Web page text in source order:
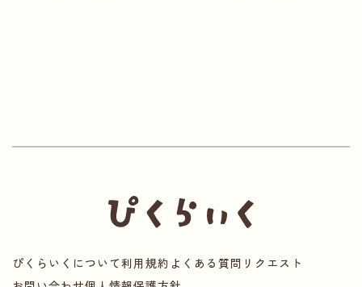
ぴくらいくについて利用規約 よくある質問 リクエスト